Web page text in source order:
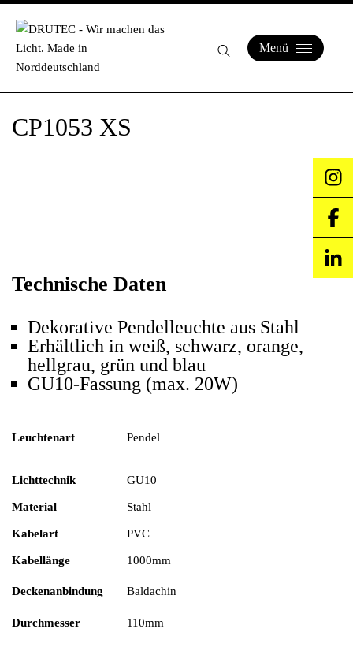
Menü
CP1053 XS
Technische Daten
Dekorative Pendelleuchte aus Stahl
Erhältlich in weiß, schwarz, orange,
hellgrau, grün und blau
GU10-Fassung (max. 20W)
Leuchtenart Pendel
Lichttechnik GU10
Material Stahl
Kabelart PVC
Kabellänge 1000mm
Deckenanbindung Baldachin
Durchmesser 110mm